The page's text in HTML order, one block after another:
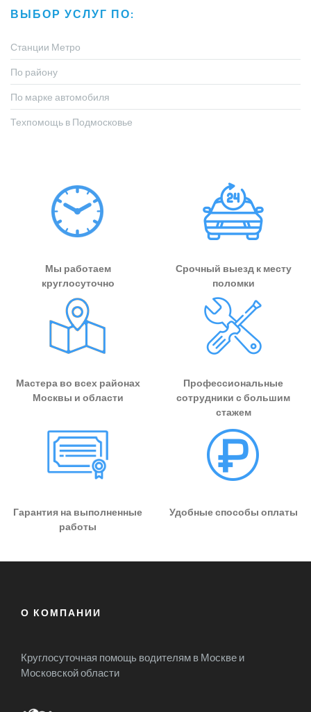
ВЫБОР УСЛУГ ПО:
Станции Метро
По району
По марке автомобиля
Техпомощь в Подмосковье
Мы работаем
круглосуточно
Срочный выезд к месту
поломки
Мастера во всех районах
Москвы и области
Профессиональные
сотрудники с большим
стажем
Гарантия на выполненные
работы
Удобные способы оплаты
О КОМПАНИИ
Круглосуточная помощь водителям в Москве и
Московской области